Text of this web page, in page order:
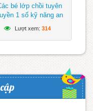
bé lớp chồi tuyên
1 số kỹ năng an
thông
Lượt xem: 314